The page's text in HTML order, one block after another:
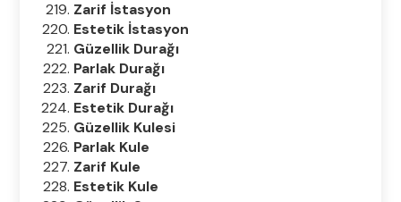
Zarif İstasyon
Estetik İstasyon
Güzellik Durağı
Parlak Durağı
Zarif Durağı
Estetik Durağı
Güzellik Kulesi
Parlak Kule
Zarif Kule
Estetik Kule